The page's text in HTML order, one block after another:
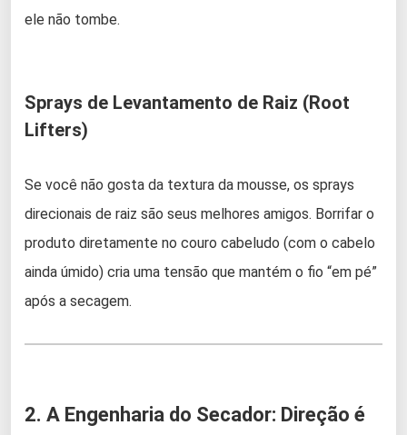
ele não tombe.
Sprays de Levantamento de Raiz (Root
Lifters)
Se você não gosta da textura da mousse, os sprays
direcionais de raiz são seus melhores amigos. Borrifar o
produto diretamente no couro cabeludo (com o cabelo
ainda úmido) cria uma tensão que mantém o fio “em pé”
após a secagem.
2. A Engenharia do Secador: Direção é